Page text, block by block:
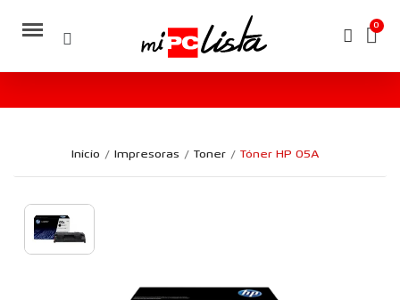
Inicio Impresoras Toner Tóner HP 05A